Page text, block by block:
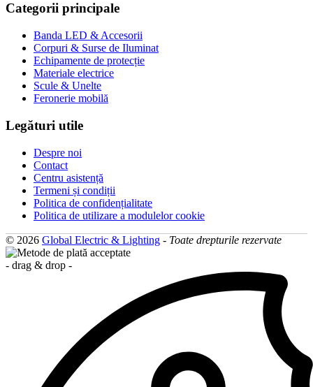
Categorii principale
Banda LED & Accesorii
Corpuri & Surse de Iluminat
Echipamente de protecție
Materiale electrice
Scule & Unelte
Feronerie mobilă
Legături utile
Despre noi
Contact
Centru asistență
Termeni și condiții
Politica de confidențialitate
Politica de utilizare a modulelor cookie
© 2026 Global Electric & Lighting - Toate drepturile rezervate
- drag & drop -